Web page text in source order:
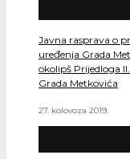
Javna rasprava o
uređenja Grada
okolipš Prijedloga
Grada Metkovića
27. kolovoza 2019.